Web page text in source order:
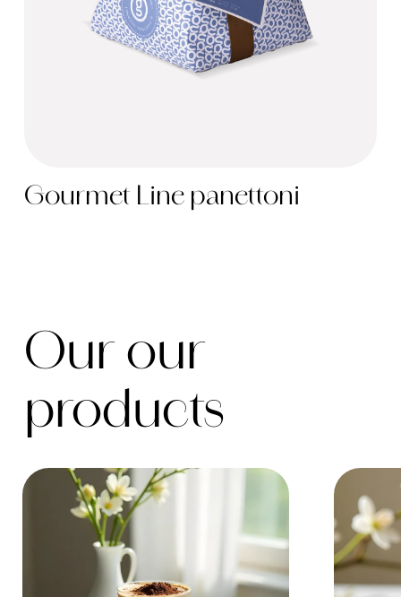
Gourmet Line panettoni
Our our
products